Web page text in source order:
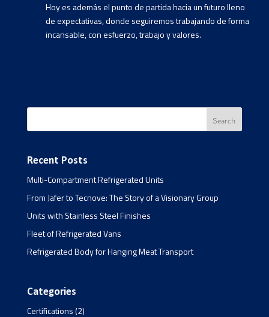
Hoy es además el punto de partida hacia un futuro lleno
de expectativas, donde seguiremos trabajando de forma
incansable, con esfuerzo, trabajo y valores.
Recent Posts
Multi-Compartment Refrigerated Units
From Jafer to Tecnove: The Story of a Visionary Group
Units with Stainless Steel Finishes
Fleet of Refrigerated Vans
Refrigerated Body for Hanging Meat Transport
Categories
Certifications(2)